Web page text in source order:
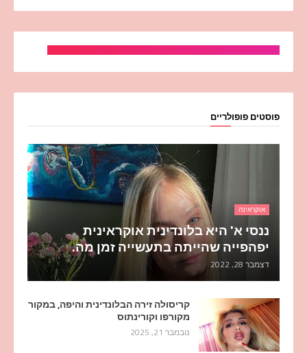
פוסטים פופולריים
אוקראינה
ננסי א' היא בלונדינית אוקראינית
יפהפייה שהייתה בתעשייה זמן מה.
דצמבר 28, 2022
קריסולה זירה הבלונדינית והיפה, במקור
מקורפו וקורינתוס
נובמבר 21, 2025